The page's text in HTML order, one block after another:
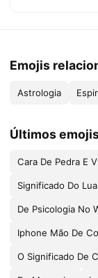
Emojis
Astrologia
Últimos
Cara De Pedra E
Significado Do
De Psicologia No
Iphone Mão De
O Significado De